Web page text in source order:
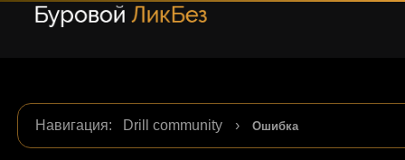
Навигация: Drill community › Ошибка